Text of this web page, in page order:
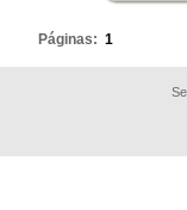
Páginas: 1